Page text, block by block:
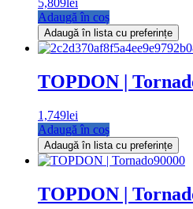
5,809lei
Adaugă în coș
Adaugă în lista cu preferințe
TOPDON |
1,749lei
Adaugă în coș
Adaugă în lista cu preferințe
TOPDON |